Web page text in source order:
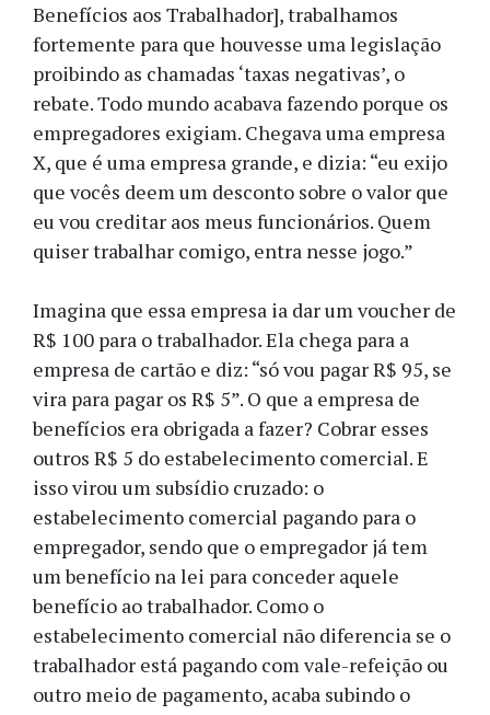
Benefícios aos Trabalhador], trabalhamos
fortemente para que houvesse uma legislação
proibindo as chamadas ‘taxas negativas’, o
rebate. Todo mundo acabava fazendo porque os
empregadores exigiam. Chegava uma empresa
X, que é uma empresa grande, e dizia: “eu exijo
que vocês deem um desconto sobre o valor que
eu vou creditar aos meus funcionários. Quem
quiser trabalhar comigo, entra nesse jogo.”
Imagina que essa empresa ia dar um voucher de
R$ 100 para o trabalhador. Ela chega para a
empresa de cartão e diz: “só vou pagar R$ 95, se
vira para pagar os R$ 5”. O que a empresa de
benefícios era obrigada a fazer? Cobrar esses
outros R$ 5 do estabelecimento comercial. E
isso virou um subsídio cruzado: o
estabelecimento comercial pagando para o
empregador, sendo que o empregador já tem
um benefício na lei para conceder aquele
benefício ao trabalhador. Como o
estabelecimento comercial não diferencia se o
trabalhador está pagando com vale-refeição ou
outro meio de pagamento, acaba subindo o